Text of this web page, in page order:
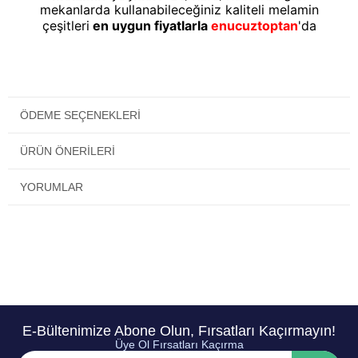
mekanlarda kullanabileceğiniz kaliteli melamin
çeşitleri en uygun fiyatlarla enucuztoptan'da
ÖDEME SEÇENEKLERI
ÜRÜN ÖNERILERI
YORUMLAR
E-Bültenimize Abone Olun, Fırsatları Kaçırmayın!
Üye Ol Fırsatları Kaçırma